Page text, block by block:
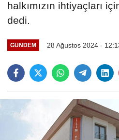
halkımızın ihtiyaçları
dedi.
GÜNDEM 28 Ağustos 2024 -